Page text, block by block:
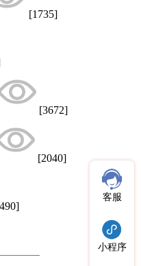
[1735]
[3672]
[2040]
客服
小程序